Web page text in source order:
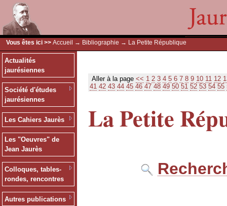
Vous êtes ici >> Accueil → Bibliographie → La Petite République
Actualités
jaurésiennes
Société d'études
jaurésiennes
Les Cahiers Jaurès
Les "Oeuvres" de
Jean Jaurès
Colloques, tables-
rondes, rencontres
Autres publications
Aller à la page << 1 2 3 4 5 6 7 8 9 10 11 12
41 42 43 44 45 46 47 48 49 50 51 52 53 54 55
La Petite